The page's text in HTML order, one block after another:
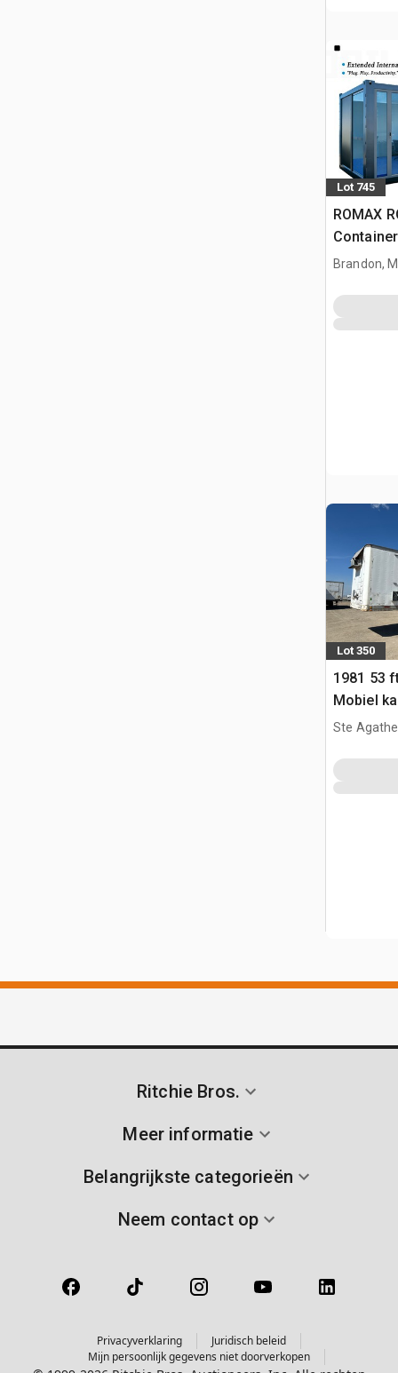
Lot 745
ROMAX
kantoor
Brandon,
Lot 350
1981 53
Mobiel
Ste
Ritchie Bros.
Meer informatie
Belangrijkste categorieën
Neem contact op
Privacyverklaring
Juridisch beleid
Mijn persoonlijk gegevens niet doorverkopen